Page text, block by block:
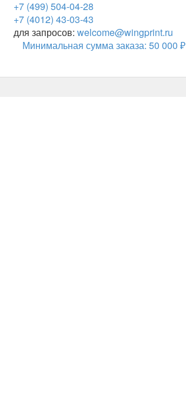
+7 (499) 504-04-28
+7 (4012) 43-03-43
для запросов: welcome@wingprint.ru
Минимальная сумма заказа: 50 000 ₽